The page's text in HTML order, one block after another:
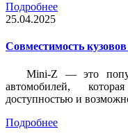
Подробнее
25.04.2025
Совместимость
Mini-Z — это
автомобилей,
доступностью и
Подробнее